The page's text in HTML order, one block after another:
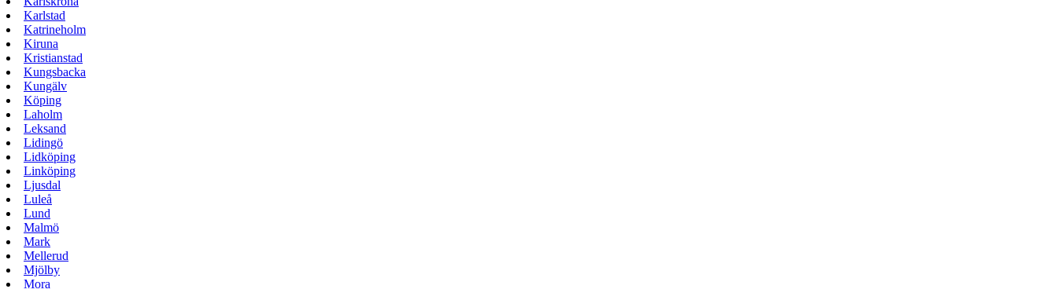
Karlstad
Katrineholm
Kiruna
Kristianstad
Kungsbacka
Kungälv
Köping
Laholm
Leksand
Lidingö
Lidköping
Linköping
Ljusdal
Luleå
Lund
Malmö
Mark
Mellerud
Mjölby
Mora